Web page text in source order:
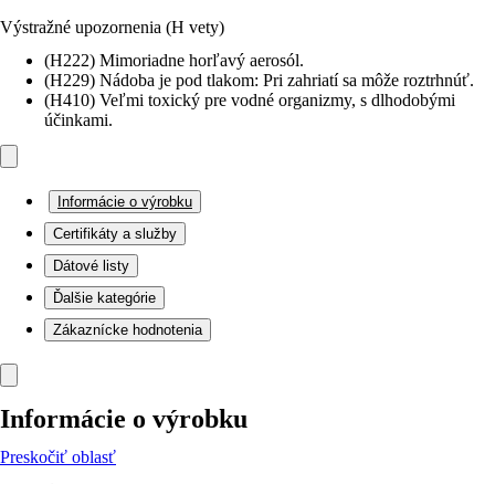
Výstražné upozornenia (H vety)
(H222) Mimoriadne horľavý aerosól.
(H229) Nádoba je pod tlakom: Pri zahriatí sa môže roztrhnúť.
(H410) Veľmi toxický pre vodné organizmy, s dlhodobými
účinkami.
Informácie o výrobku
Certifikáty a služby
Dátové listy
Ďalšie kategórie
Zákaznícke hodnotenia
Informácie o výrobku
Preskočiť oblasť